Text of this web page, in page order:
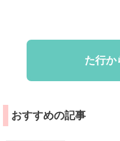
た行か
おすすめの記事